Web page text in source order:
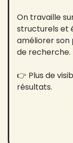
On travaille
structurels et
améliorer son
de recherche.
👉 Plus de
résultats.